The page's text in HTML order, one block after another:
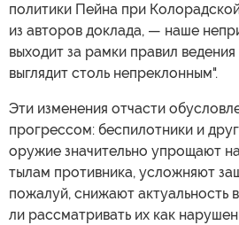
политики Пейна при
из авторов доклада, — наше
выходит за рамки правил
выглядит столь непреклонным".
Эти изменения отчасти
прогрессом: беспилотники и
оружие значительно упрощают
тылам противника, усложняют
пожалуй, снижают актуальность
ли рассматривать их как